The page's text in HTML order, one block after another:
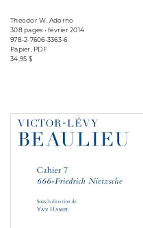
Theodor W. Adorno
308 pages • février 2014
978-2-7606-3363-6
Papier, PDF
34,95 $